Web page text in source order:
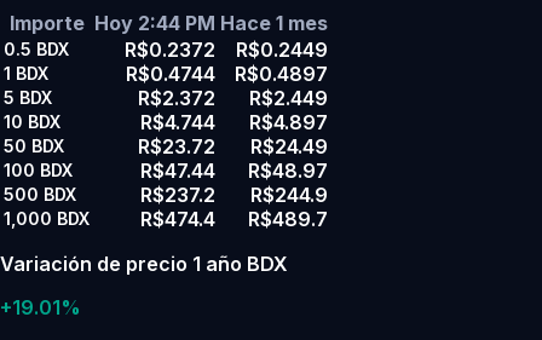
Importe Hoy 2:44 PM Hace 1 mes
0.5 BDX R$0.2372 R$0.2449
1 BDX R$0.4744 R$0.4897
5 BDX R$2.372 R$2.449
10 BDX R$4.744 R$4.897
50 BDX R$23.72 R$24.49
100 BDX R$47.44 R$48.97
500 BDX R$237.2 R$244.9
1,000 BDX R$474.4
R$489.7
Variación de precio 1 año BDX
+19.01%